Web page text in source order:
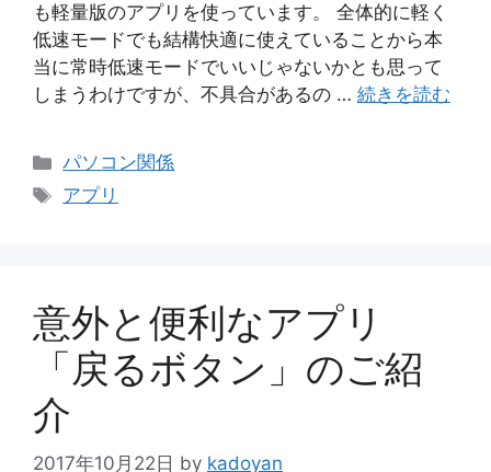
も軽量版のアプリを使っています。 全体的に軽く
低速モードでも結構快適に使えていることから本
当に常時低速モードでいいじゃないかとも思って
しまうわけですが、不具合があるの … 続きを読む
カ
テ
パソコン関係
タ
アプリ
意外と便利なアプリ
「戻るボタン」のご紹
介
2017年10月22日 by kadoyan